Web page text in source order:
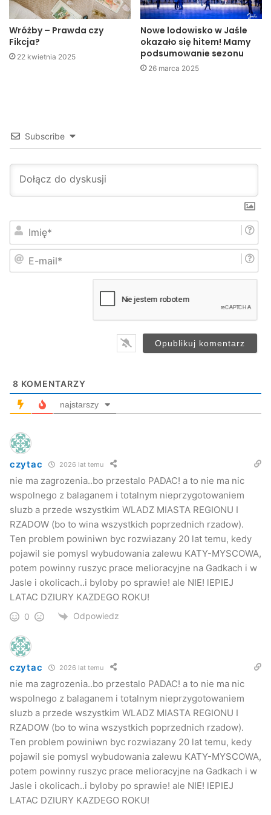
Rondo Solidarności
Obecnie trwa usuwanie skutków podtopień oraz
szacowanie strat. Strażacy wypompowują wodę z domów i
piwnic. Woda nadal stoi w piwnicach domów przy ulicy
Kolejowej, Prusa i Pelczara.
–Współpracujemy też ściśle ze służbami sanepidu, które
odkażanie piwnic domów ale też studni– tłumaczy
Przyczyną wielu podtopień był zły stan techniczny
Zbieg ulic Kołłątaja i Kościuszki
–Wpływ na tego typu rozlewiska wody ma stan techniczny
drożność, ich odpowiednia szerokość. Również różnego
rodzaju rowy, drobne potoki, które przyczyniły się do
podtopień, nie były odpowiednio czyszczone oraz
konserwowane– mówi komendant Latoszek.
Strażacy podejmą starania i rozmowy ze wszystkimi
służbami, które zajmują się utrzymaniem i konserwacją
studzienek i rowów aby do podobnych sytuacji nie
dochodziło. Mimo, że jak podkreśla komendant, nie ma
możliwości stuprocentowego zapobieżenia skutkom tak
gwałtownych opadów.
Wróżby – Prawda czy
Fikcja?
22 kwietnia 2025
Nowe lodowisko w Jaśle
okazało się hitem! Mamy
podsumowanie sezonu
26 marca 2025
Subscribe
i
m
8 KOMENTARZY
najstarszy
czytac 2026 lat temu
nie ma zagrozenia..bo przestalo PADAC! a to nie ma nic
wspolnego z balaganem i totalnym nieprzygotowaniem
sluzb a przede wszystkim WLADZ MIASTA REGIONU I
RZADOW (bo to wina wszystkich poprzednich rzadow).
Ten problem powiniwn byc rozwiazany 20 lat temu, kedy
pojawil sie pomysl wybudowania zalewu KATY-MYSCOWA,
potem powinny ruszyc prace melioracyjne na Gadkach i w
Jasle i okolicach..i byloby po sprawie! ale NIE! lEPIEJ
LATAC DZIURY KAZDEGO ROKU!
0 Odpowiedz
czytac 2026 lat temu
nie ma zagrozenia..bo przestalo PADAC! a to nie ma nic
wspolnego z balaganem i totalnym nieprzygotowaniem
sluzb a przede wszystkim WLADZ MIASTA REGIONU I
RZADOW (bo to wina wszystkich poprzednich rzadow).
Ten problem powiniwn byc rozwiazany 20 lat temu, kedy
pojawil sie pomysl wybudowania zalewu KATY-MYSCOWA,
potem powinny ruszyc prace melioracyjne na Gadkach i w
Jasle i okolicach..i byloby po sprawie! ale NIE! lEPIEJ
LATAC DZIURY KAZDEGO ROKU!